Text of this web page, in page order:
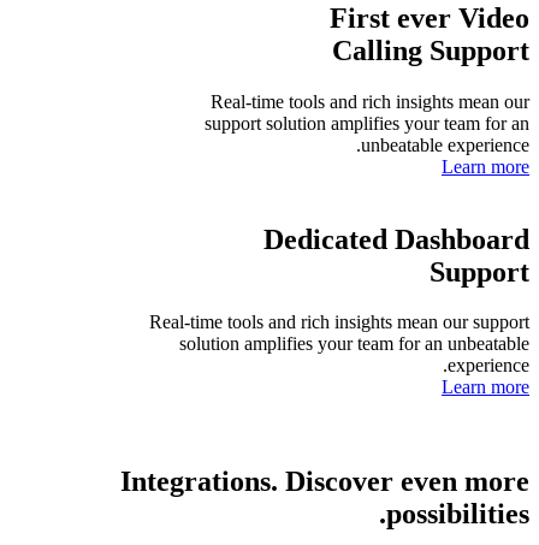
First ever
Calling
Real-time tools and rich insights
support solution amplifies your
unbeatable
Dedicated
Real-time tools and rich insights mean our
solution amplifies your team for an
Integrations.Discover even